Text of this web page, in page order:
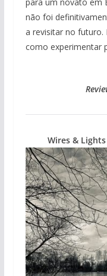
não foi
a revisitar no futuro.
como experimentar
Wires &